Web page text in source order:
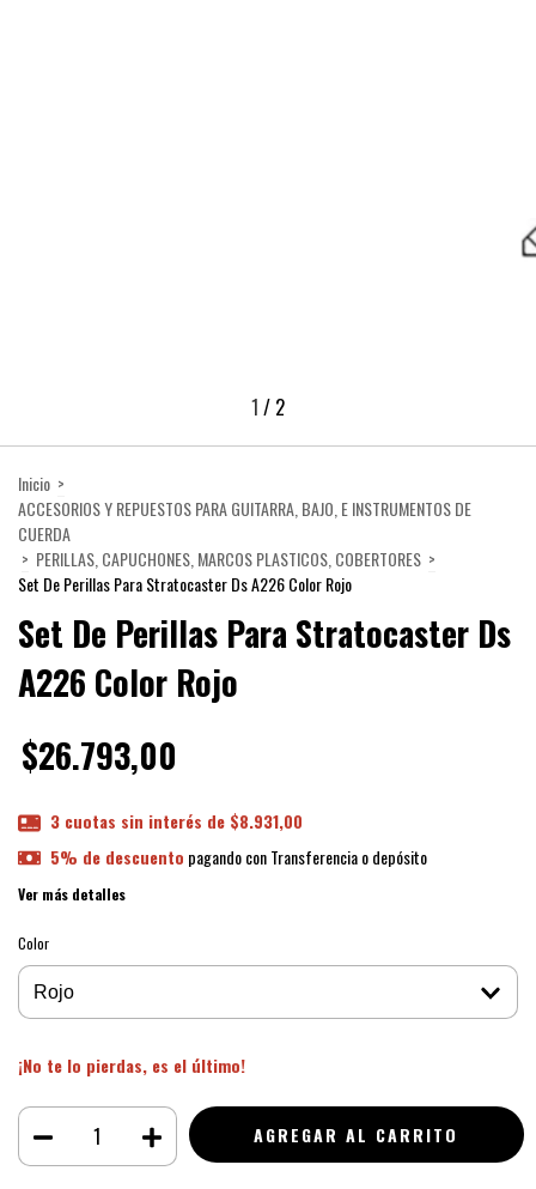
1 / 2
Inicio >
ACCESORIOS Y REPUESTOS PARA GUITARRA, BAJO, E INSTRUMENTOS DE
CUERDA
> PERILLAS, CAPUCHONES, MARCOS PLASTICOS, COBERTORES >
Set De Perillas Para Stratocaster Ds A226 Color Rojo
Set De Perillas Para Stratocaster Ds
A226 Color Rojo
$26.793,00
3 cuotas sin interés de $8.931,00
5% de descuento pagando con Transferencia o depósito
Ver más detalles
Color
¡No te lo pierdas, es el último!